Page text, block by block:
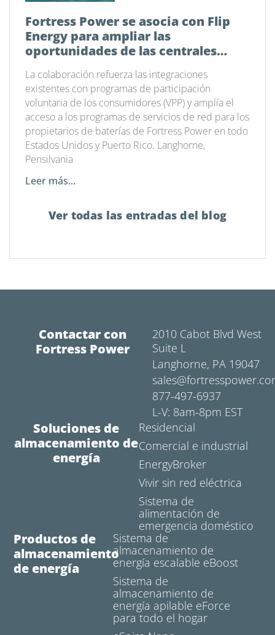
Fortress Power se asocia con Flip
Energy para ampliar las
oportunidades de las centrales
La colaboración refuerza las integraciones
existentes con programas de participación
voluntaria de los consumidores (VPP) y amplía el
acceso a los programas de servicios de red para los
propietarios de baterías de Fortress Power en todo
Estados Unidos y Puerto Rico. Langhorne,
Pensilvania
Leer más...
Ver todas las entradas del blog
Contactar con
Fortress Power
2010 Cabot Blvd West
Suite L
Langhorne, PA 19047
877-497-6937
L-V: 8am-8pm EST
Soluciones de
almacenamiento de
energía
Residencial
Comercial e industrial
EnergyBroker
Vivir sin red eléctrica
Sistema de
alimentación de
emergencia doméstico
Productos de
almacenamiento
de energía
Sistema de
almacenamiento de
energía escalable eBoost
Sistema de
almacenamiento de
energía apilable eForce
para todo el hogar